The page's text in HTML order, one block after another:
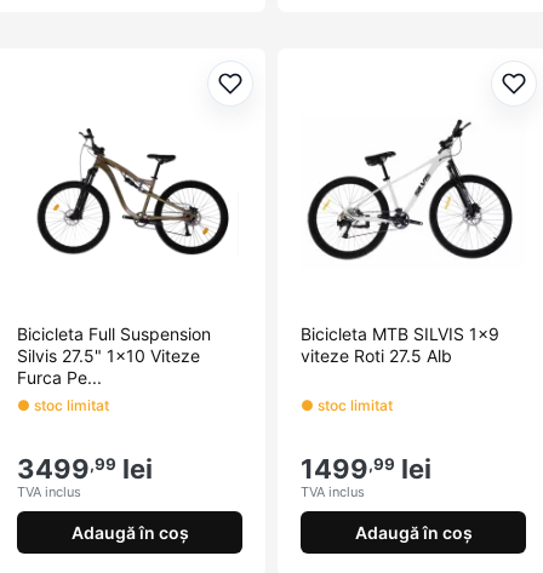
Adaugă la favorite
Bicicleta Full Suspension
Silvis 27.5" 1x10 Viteze
Furca Pe...
● stoc limitat
3499,99 lei
TVA inclus
Adaugă în coș
Bicicleta MTB SILVIS 1x9
viteze Roti 27.5 Alb
● stoc limitat
1499,99 lei
TVA inclus
Adaugă în coș